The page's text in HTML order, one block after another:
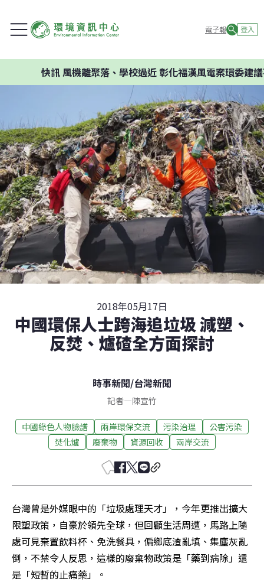
電子報 登入
風機離聚落、學校過近 彰化福漢風電案環委建議不應開發
2018年05月17日
中國環保人士跨海追垃圾 減塑、
反焚、爐碴全方面探討
時事新聞/台灣新聞
記者—陳宣竹
中國綠色人物臉譜 兩岸環保交流 污染治理
公害污染
焚化爐
廢棄物 資源回收 兩岸交流
台灣曾是外媒眼中的「垃圾處理天才」，今年更推出擴大
限塑政策，自豪於領先全球，但回顧生活周遭，馬路上隨
處可見棄置飲料杯、免洗餐具，偏鄉底渣亂填、集塵灰亂
倒，不禁令人反思，這樣的廢棄物政策是「藥到病除」還
是「短暫的止痛藥」。